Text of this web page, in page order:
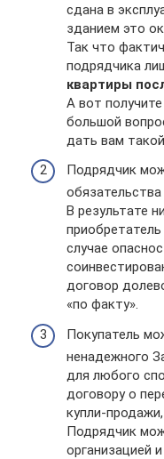
сдана в
зданием это
Так что
подрядчика
квартиры
А вот
большой
дать вам такой
Подрядчик
В результате
случае
договор
«по факту».
Покупатель
ненадежного
для любого
договору о
купли-
Подрядчик
организацией